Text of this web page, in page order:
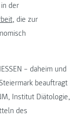
der
, die zur
– daheim und
beauftragt
Institut Diätologie,
des